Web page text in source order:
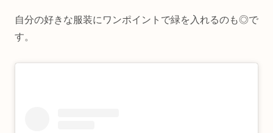
自分の好きな服装にワンポイントで緑を入れるのも◎で
す。